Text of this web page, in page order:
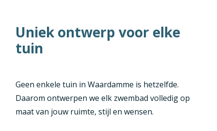
Uniek ontwerp voor elke
tuin
Geen enkele tuin in Waardamme is hetzelfde.
Daarom ontwerpen we elk zwembad volledig op
maat van jouw ruimte, stijl en wensen.